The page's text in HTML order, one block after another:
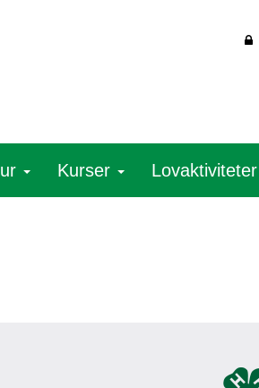
Kurser Lovaktiviteter